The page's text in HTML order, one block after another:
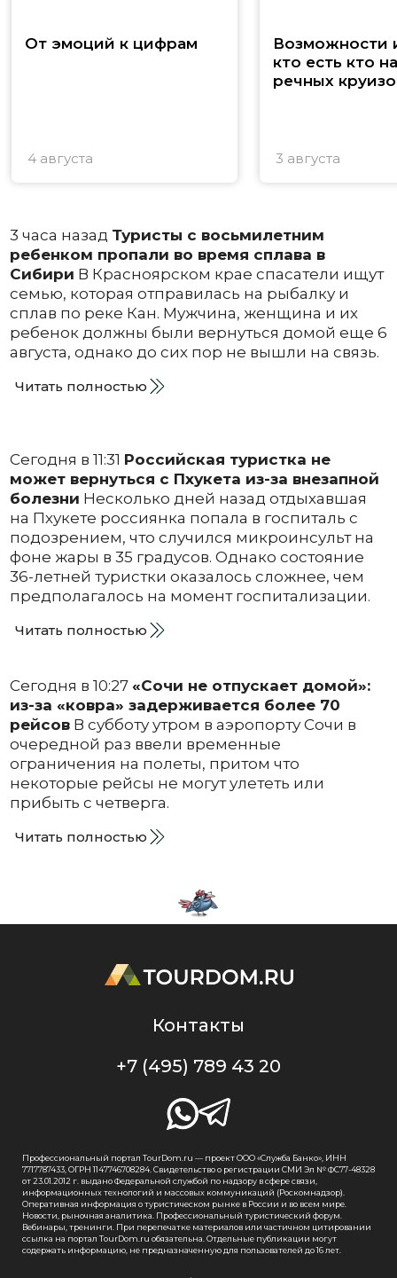
От эмоций к цифрам
4 августа
Возможности
кто есть кто
речных
3 августа
3 часа назад Туристы с восьмилетним
ребенком пропали во время сплава в
Сибири В Красноярском крае спасатели ищут
семью, которая отправилась на рыбалку и
сплав по реке Кан. Мужчина, женщина и их
ребенок должны были вернуться домой еще 6
августа, однако до сих пор не вышли на связь.
Читать полностью
Сегодня в 11:31 Российская туристка не
может вернуться с Пхукета из-за внезапной
болезни Несколько дней назад отдыхавшая
на Пхукете россиянка попала в госпиталь с
подозрением, что случился микроинсульт на
фоне жары в 35 градусов. Однако состояние
36-летней туристки оказалось сложнее, чем
предполагалось на момент госпитализации.
Читать полностью
Сегодня в 10:27 «Сочи не отпускает домой»:
из-за «ковра» задерживается более 70
рейсовВ субботу утром в аэропорту Сочи в
очередной раз ввели временные
ограничения на полеты, притом что
некоторые рейсы не могут улететь или
прибыть с четверга.
Читать полностью
Контакты
+7 (495) 789 43 20
Профессиональный портал TourDom.ru — проект ООО «Служба Банко», ИНН
7717787433, ОГРН 1147746708284. Свидетельство о регистрации СМИ Эл № ФС77-48328
от 23.01.2012 г. выдано Федеральной службой по надзору в сфере связи,
информационных технологий и массовых коммуникаций (Роскомнадзор).
Оперативная информация о туристическом рынке в России и во всем мире.
Новости, рыночная аналитика. Профессиональный туристический форум.
Вебинары, тренинги. При перепечатке материалов или частичном цитировании
ссылка на портал TourDom.ru обязательна. Отдельные публикации могут
содержать информацию, не предназначенную для пользователей до 16 лет.